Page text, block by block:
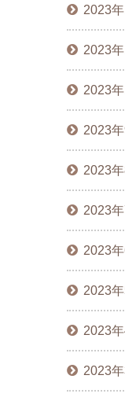
2023
2023
2023
2023年
2023年
2023年
2023年
2023年
2023年
2023年